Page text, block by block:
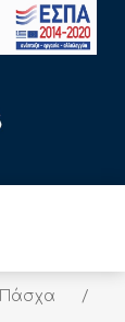
Πάσχα
/